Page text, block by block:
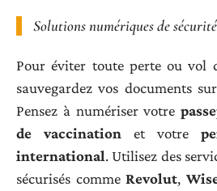
Solutions numériques de sécurité
Pour éviter toute perte ou vol
sauvegardez vos documents
Pensez à numériser votre
de vaccination et votre
international. Utilisez des
sécurisés commeRevolut,